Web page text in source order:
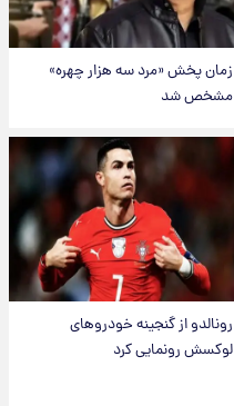
زمان پخش «مرد سه هزار چهره»
مشخص شد
رونالدو از گنجینه خودروهای
لوکسش رونمایی کرد